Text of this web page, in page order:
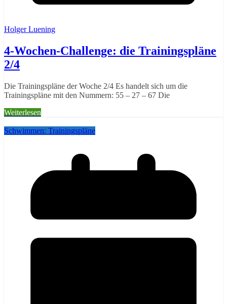
Holger Luening
4-Wochen-Challenge: die Trainingspläne
2/4
Die Trainingspläne der Woche 2/4 Es handelt sich um die
Trainingspläne mit den Nummern: 55 – 27 – 67 Die
Weiterlesen
Schwimmen: Trainingspläne